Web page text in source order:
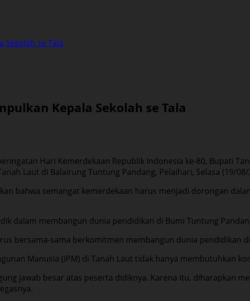
Sekolah se Tala
Kepala Sekolah se Tala
Hari Kemerdekaan Republik Indonesia ke-80, Bupati
Laut di Balairung Tuntung Pandang, Pelaihari, Selasa (19/
bahwa semangat kemerdekaan harus menjadi dorongan
dalam membangun dunia pendidikan di Bumi Tuntung
bersama-sama berkomitmen membangun dunia pendidikan
Manusia (IPM) di Tanah Laut tidak hanya membutuhkan
jawab besar atas peserta didiknya. Karena itu, diharapkan